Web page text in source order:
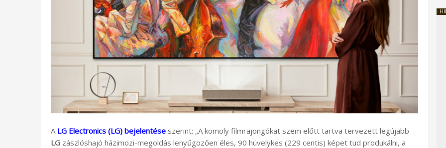
A LG Electronics (LG) bejelentése szerint: „A komoly filmrajongókat szem előtt tartva tervezett legújabb
LG zászlóshajó házimozi-megoldás lenyűgözően éles, 90 hüvelykes (229 centis) képet tud produkálni, a